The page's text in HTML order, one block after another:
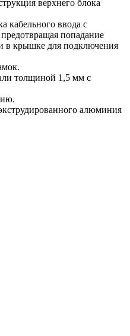
верхнего блока
кабельного ввода с
попадание
в крышке для подключения
толщиной 1,5 мм с
алюминия